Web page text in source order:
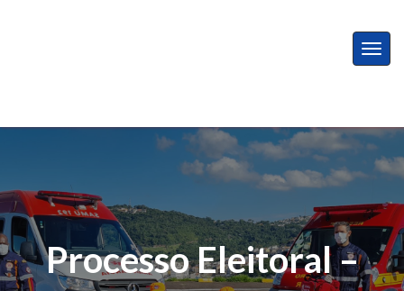
SAMU 192
NEPProcesso Eleitoral –